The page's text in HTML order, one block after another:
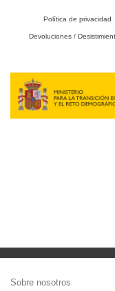
Política de privacidad
Devoluciones /
Sobre nosotros